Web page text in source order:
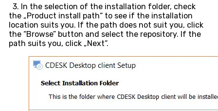
3. In the selection of the installation folder, check
the „Product install path“ to see if the installation
location suits you. If the path does not suit you, click
the “Browse” button and select the repository. If the
path suits you, click „Next“.